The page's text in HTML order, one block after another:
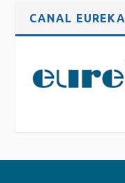
CANAL EUREKA